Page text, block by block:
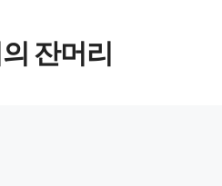
잔머리